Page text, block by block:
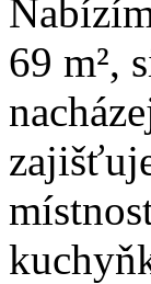
69 m²,